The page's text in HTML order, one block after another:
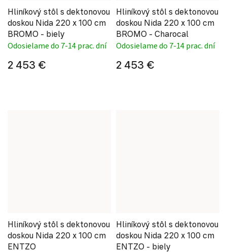
Hliníkový stôl s dektonovou
doskou Nida 220 x 100 cm
BROMO - biely
Odosielame do 7-14 prac. dní
2 453 €
Hliníkový stôl s dektonovou
doskou Nida 220 x 100 cm
BROMO - Charocal
Odosielame do 7-14 prac. dní
2 453 €
Hliníkový stôl s dektonovou
doskou Nida 220 x 100 cm
ENTZO
Hliníkový stôl s dektonovou
doskou Nida 220 x 100 cm
ENTZO - biely